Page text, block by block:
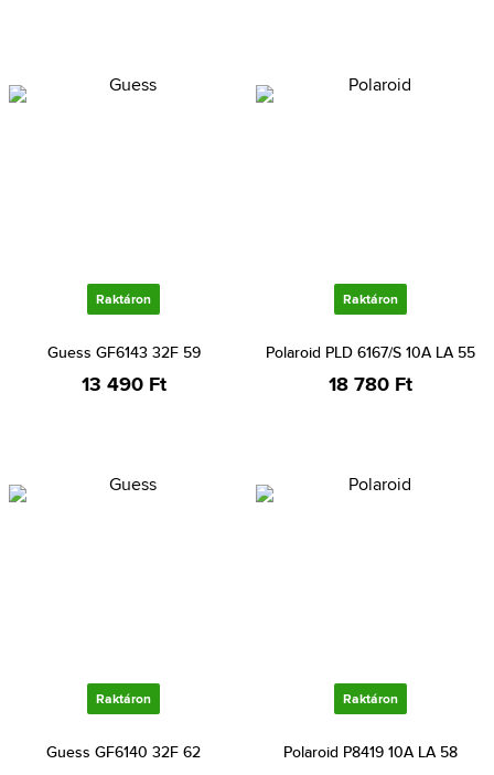
Raktáron
Guess GF6143 32F 59
13 490 Ft
Raktáron
Polaroid PLD 6167/S 10A LA 55
18 780 Ft
Raktáron
Guess GF6140 32F 62
Raktáron
Polaroid P8419 10A LA 58